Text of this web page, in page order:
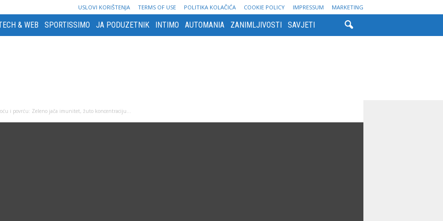
USLOVI KORIŠTENJA TERMS OF USE POLITIKA KOLAČIĆA COOKIE POLICY IMPRESSUM MARKETING
& WEB SPORTISSIMO JA PODUZETNIK INTIMO AUTOMANIA ZANIMLJIVOSTI SAVJETI
i povrću: Zeleno jača imunitet, žuto koncentraciju…